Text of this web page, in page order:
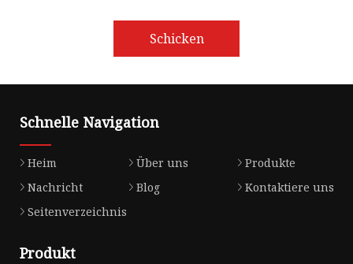
Schicken
Schnelle Navigation
Heim Über uns
Produkte
Nachricht
Blog
Kontaktiere uns
Seitenverzeichnis
Produkt